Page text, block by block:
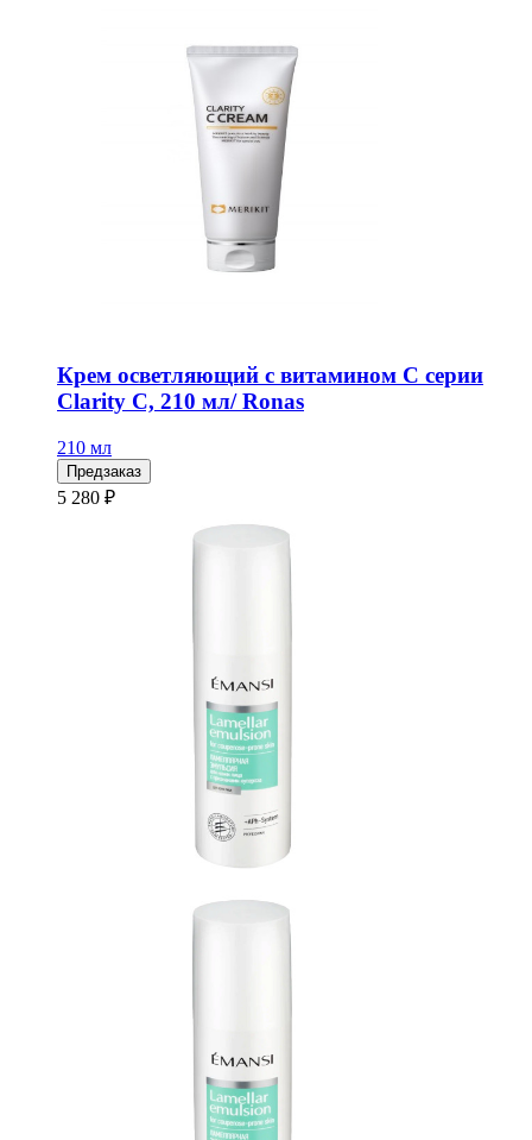
Крем осветляющий с витамином С серии
Clarity C, 210 мл/ Ronas
210 мл
Предзаказ
5 280 ₽